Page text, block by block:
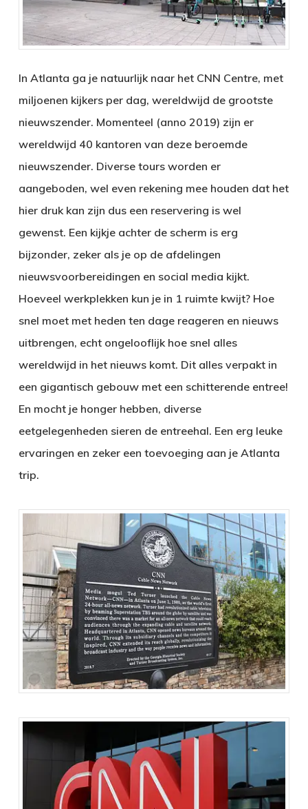
In Atlanta ga je natuurlijk naar het CNN Centre, met
miljoenen kijkers per dag, wereldwijd de grootste
nieuwszender. Momenteel (anno 2019) zijn er
wereldwijd 40 kantoren van deze beroemde
nieuwszender. Diverse tours worden er
aangeboden, wel even rekening mee houden dat het
hier druk kan zijn dus een reservering is wel
gewenst. Een kijkje achter de scherm is erg
bijzonder, zeker als je op de afdelingen
nieuwsvoorbereidingen en social media kijkt.
Hoeveel werkplekken kun je in 1 ruimte kwijt? Hoe
snel moet met heden ten dage reageren en nieuws
uitbrengen, echt ongelooflijk hoe snel alles
wereldwijd in het nieuws komt. Dit alles verpakt in
een gigantisch gebouw met een schitterende entree!
En mocht je honger hebben, diverse
eetgelegenheden sieren de entreehal. Een erg leuke
ervaringen en zeker een toevoeging aan je Atlanta
trip.